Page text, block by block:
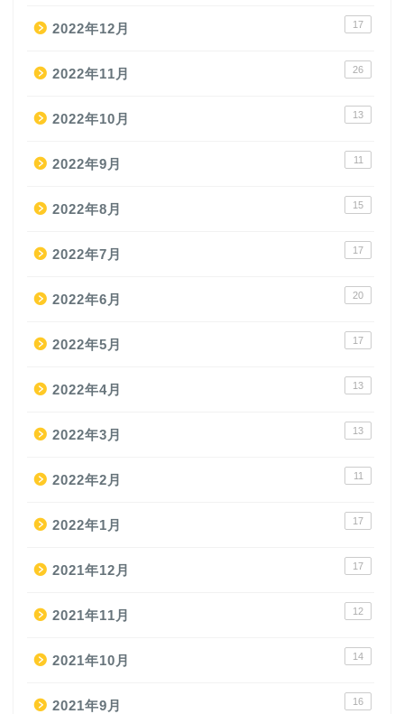
2022年12月 17
2022年11月 26
2022年10月 13
2022年9月 11
2022年8月 15
2022年7月 17
2022年6月 20
2022年5月 17
2022年4月 13
2022年3月 13
2022年2月 11
2022年1月 17
2021年12月 17
2021年11月 12
2021年10月 14
2021年9月 16